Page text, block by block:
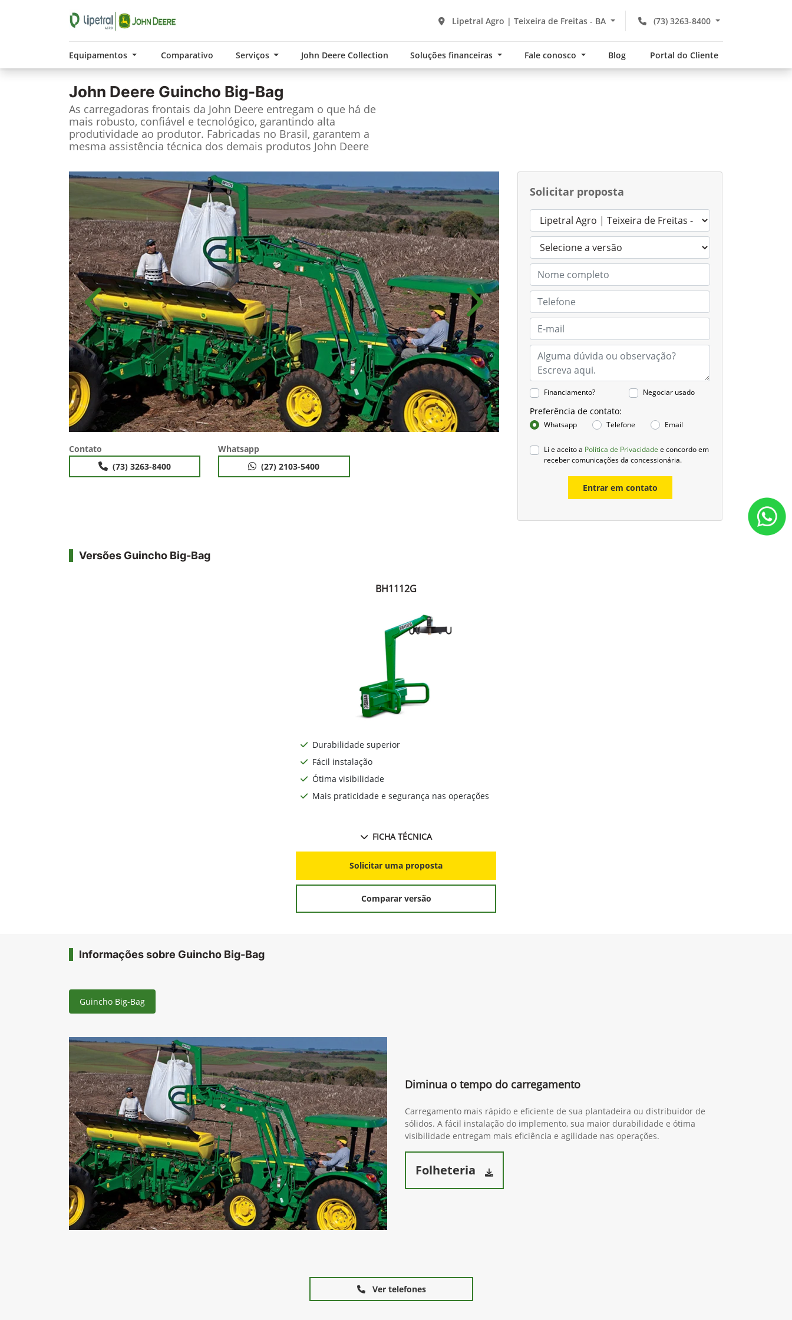
(73) 3263-8400
Lipetral Agro | Teixeira de Freitas - BA
Equipamentos Comparativo Serviços John Deere Collection Soluções financeiras Fale conosco Blog Portal do Cliente
John Deere Guincho Big-Bag
As carregadoras frontais da John Deere entregam o que há de
mais robusto, confiável e tecnológico, garantindo alta
produtividade ao produtor. Fabricadas no Brasil, garantem a
mesma assistência técnica dos demais produtos John Deere
Solicitar proposta
Financiamento? Negociar usado
Preferência de contato:
Whatsapp Telefone Email
Li e aceito a Política de Privacidade e concordo em
receber comunicações da concessionária.
Entrar em contato
Anterior Próximo
Contato
(73) 3263-8400
Whatsapp
(27) 2103-5400
Versões Guincho Big-Bag
BH1112G
Durabilidade superior
Fácil instalação
Ótima visibilidade
Mais praticidade e segurança nas operações
FICHA TÉCNICA
Solicitar uma proposta
Comparar versão
Informações sobre Guincho Big-Bag
Guincho Big-Bag
Diminua o tempo do carregamento
Carregamento mais rápido e eficiente de sua plantadeira ou distribuidor de
sólidos. A fácil instalação do implemento, sua maior durabilidade e ótima
visibilidade entregam mais eficiência e agilidade nas operações.
Folheteria
Ver telefones